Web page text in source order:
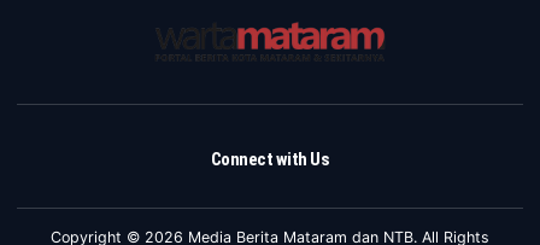
Connect with Us
Copyright © 2026 Media Berita Mataram dan NTB. All Rights